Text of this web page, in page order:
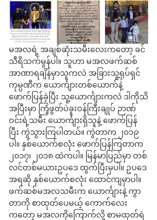
မအလရဲ့ အချစ်ဆုံးသမီးလေးကတော့ ခင်
သီရိသက်မွန်ပါ။ သူဟာ မအလဖက်ဆစ်
အာဏာရချိန်မှာသူကလဲ အခြားသူ့ရုပ်ရှင်
ကုမ္ပဏီက ယောင်္ကျားတစ်ယောက်နဲ့
ဖောက်ပြန်ခဲ့ပြီး သူ့ယောင်္ကျားကလဲ ဒါကိုသိ
အပြီးမှာ ကြံ့ဖွတ်ပဲခူးဝန်ကြီးချုပ် ဉာဏ်
ဝင်းရဲ့သမီး ယောင်္ကျားရှိသူနဲ့ ဖောက်ပြန်
ပြီး ကွဲသွားကြပါတယ်။ ကွဲတာက ၂၀၁၉
ပါ။ နှစ်ယောက်စလုံး ဖောက်ပြန်ကြတာက
၂၀၁၇၊ ၂၀၁၈ ထဲကပါ။ မြန်မာပြည်မှာ တစ်
လင်တစ်မယားဥပဒေ ထွက်ပြီးမှပါ။ ဥပဒေ
အရဆို နှစ်ယောက်စလုံး ထောင်ကျမှာပါ။
ဖက်ဆစ်မအလသမီးက ယောင်္ကျားနဲ့ ကွာ
တာကို စာထုတ်ပေမယ့် ကောက်လေး
ကတော့ မအလကိုကြောက်လို့ စာမထုတ်ရဲ